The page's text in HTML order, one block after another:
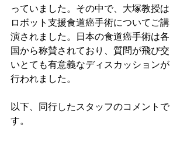
っていました。その中で、大塚教授は
ロボット支援食道癌手術についてご講
演されました。日本の食道癌手術は各
国から称賛されており、質問が飛び交
いとても有意義なディスカッションが
行われました。
以下、同行したスタッフのコメントで
す。